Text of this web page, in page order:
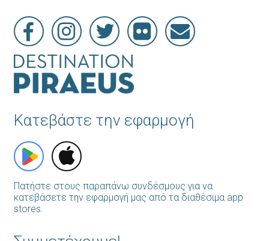
Κατεβάστε την εφαρμογή
Πατήστε στους παραπάνω συνδέσμους για να
κατεβάσετε την εφαρμογή μας από τα διαθέσιμα app
stores.